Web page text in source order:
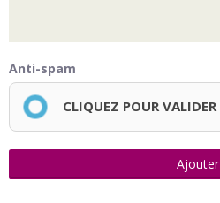
Anti-spam
CLIQUEZ POUR VALIDER
Ajouter